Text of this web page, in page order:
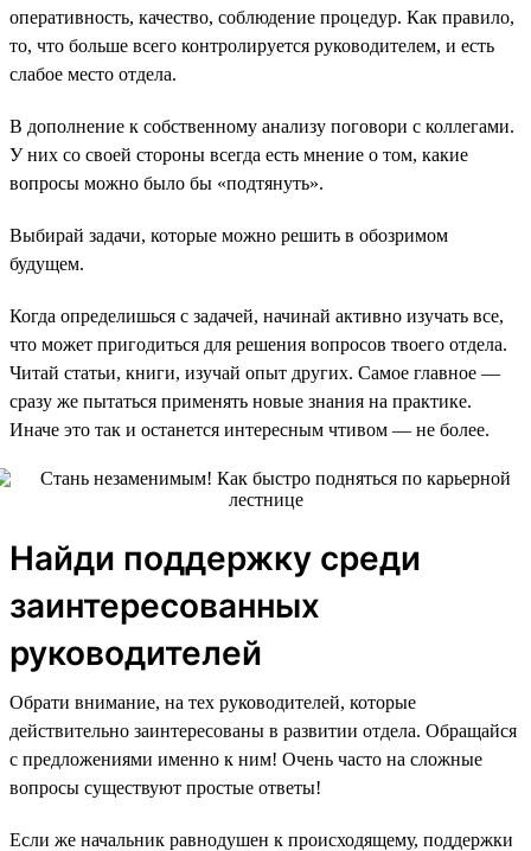
оперативность, качество, соблюдение процедур. Как правило,
то, что больше всего контролируется руководителем, и есть
слабое место отдела.
В дополнение к собственному анализу поговори с коллегами.
У них со своей стороны всегда есть мнение о том, какие
вопросы можно было бы «подтянуть».
Выбирай задачи, которые можно решить в обозримом
будущем.
Когда определишься с задачей, начинай активно изучать все,
что может пригодиться для решения вопросов твоего отдела.
Читай статьи, книги, изучай опыт других. Самое главное —
сразу же пытаться применять новые знания на практике.
Иначе это так и останется интересным чтивом — не более.
Найди поддержку среди
заинтересованных
руководителей
Обрати внимание, на тех руководителей, которые
действительно заинтересованы в развитии отдела. Обращайся
с предложениями именно к ним! Очень часто на сложные
вопросы существуют простые ответы!
Если же начальник равнодушен к происходящему, поддержки